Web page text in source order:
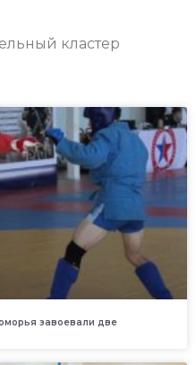
кластер
завоевали две